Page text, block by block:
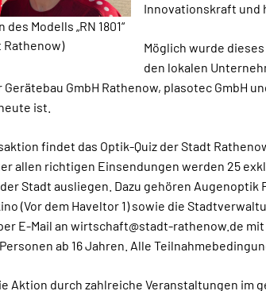
Modells „RN 1801“
Rathenow)
Innovationskraft und
Möglich wurde
den lokalen
GmbH Rathenow, plasotec GmbH
ist.
findet das Optik-Quiz der Stadt
allen richtigen Einsendungen werden 25
Stadt ausliegen. Dazu gehören Augenoptik
(Vor dem Haveltor 1) sowie die
E-Mail an wirtschaft@stadt-rathenow.de
ab 16 Jahren. Alle
Aktion durch zahlreiche Veranstaltungen im